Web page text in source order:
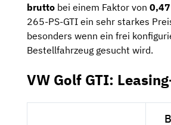
brutto bei einem Faktor von 0,47
265-PS-GTI ein sehr starkes
besonders wenn ein frei
Bestellfahrzeug gesucht wird.
VW Golf GTI: